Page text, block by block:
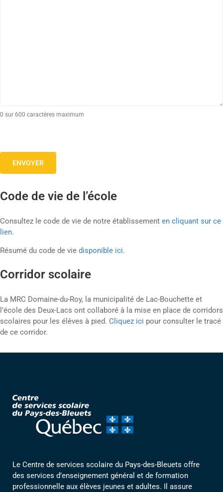
0 sur 600 caractères maximum
Code de vie de l’école
Consultez le code de vie de notre établissement en cliquant sur ce
lien.
Résumé du code de vie disponible ici.
Corridor scolaire
La MRC Domaine-du-Roy, la municipalité de Lac-Bouchette et
l’école des Deux-Lacs ont collaboré à la mise en place de corridors
scolaires pour les élèves à pied. Cliquez ici pour consulter le tracé
de ce corridor.
Le Centre de services scolaire du Pays-des-Bleuets offre
des services d’enseignement général et de formation
professionnelle aux élèves jeunes et adultes. Il assure